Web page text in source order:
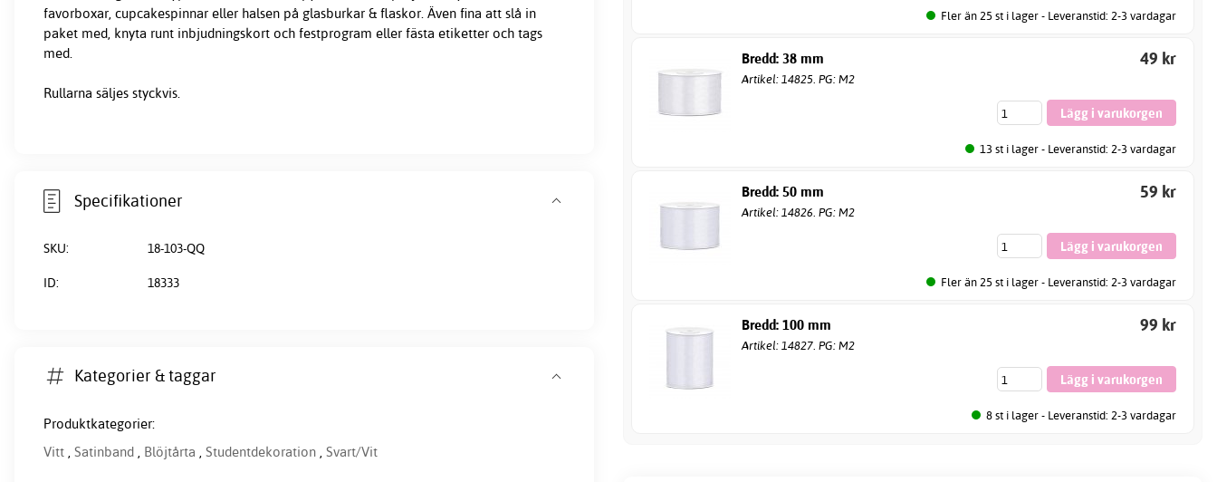
Fler än 25 st i lager - Leveranstid: 2-3 vardagar
Bredd: 38 mm
Artikel: 14825. PG: M2
49 kr
13 st i lager - Leveranstid: 2-3 vardagar
Bredd: 50 mm
Artikel: 14826. PG: M2
59 kr
Fler än 25 st i lager - Leveranstid: 2-3 vardagar
Bredd: 100 mm
Artikel: 14827. PG: M2
99 kr
8 st i lager - Leveranstid: 2-3 vardagar
favorboxar, cupcakespinnar eller halsen på glasburkar & flaskor. Även fina att slå in
paket med, knyta runt inbjudningskort och festprogram eller fästa etiketter och tags
med.
Rullarna säljes styckvis.
Specifikationer
SKU: 18-103-QQ
ID: 18333
Kategorier & taggar
Produktkategorier:
Vitt , Satinband , Blöjtårta , Studentdekoration , Svart/Vit